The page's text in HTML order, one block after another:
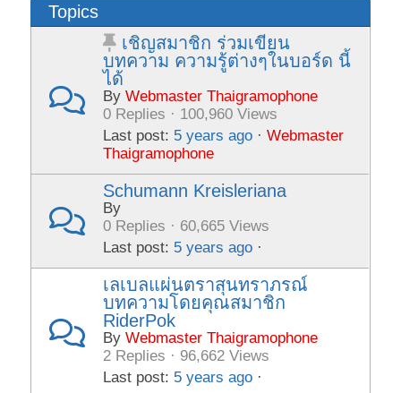
Topics
เชิญสมาชิก ร่วมเขียน
บทความ ความรู้ต่างๆในบอร์ด นี้
ได้
ByWebmaster Thaigramophone
0 Replies · 100,960 Views
Last post: 5 years ago ·Webmaster
Thaigramophone
Schumann Kreisleriana
By
0 Replies · 60,665 Views
Last post: 5 years ago ·
เลเบลแผ่นตราสุนทราภรณ์
บทความโดยคุณสมาชิก
RiderPok
ByWebmaster Thaigramophone
2 Replies · 96,662 Views
Last post: 5 years ago ·